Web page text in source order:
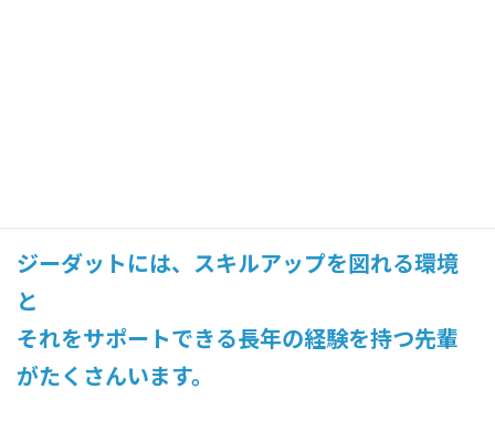
ジーダットには、スキルアップを図れる環境
と
それをサポートできる長年の経験を持つ先輩
がたくさんいます。